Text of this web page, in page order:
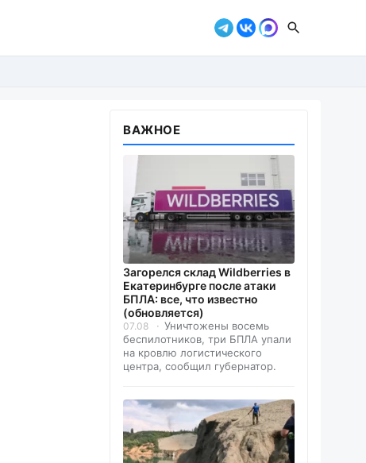
ВАЖНОЕ
Загорелся склад Wildberries в
Екатеринбурге после атаки
БПЛА: все, что известно
(обновляется)
07.08
Уничтожены восемь
беспилотников, три БПЛА упали
на кровлю логистического
центра, сообщил губернатор.